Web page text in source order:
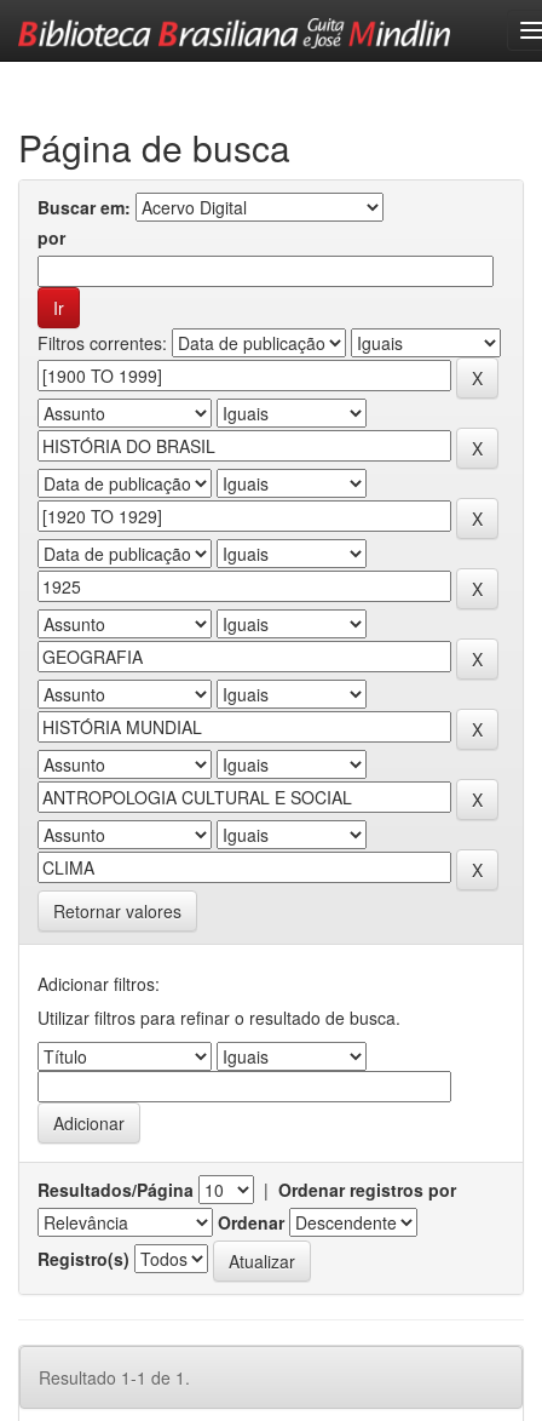
Página de busca
Buscar em:
por
Filtros correntes:
Retornar valores
Adicionar filtros:
Utilizar filtros para refinar o resultado de busca.
Resultados/Página | Ordenar registros por
Ordenar
Registro(s)
Resultado 1-1 de 1.